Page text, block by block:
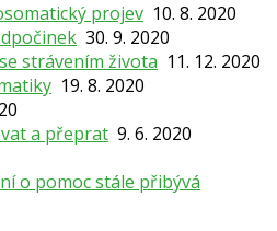
projev 10. 8. 2020
30. 9. 2020
strávením života 11. 12. 2020
19. 8. 2020
a přeprat 9. 6. 2020
o pomoc stále přibývá